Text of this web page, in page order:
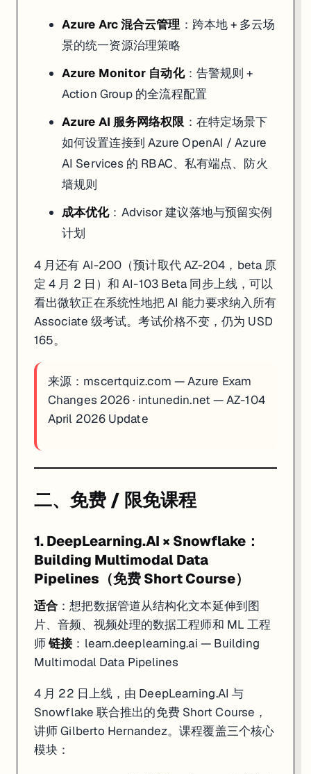
Azure Arc 混合云管理 ：跨本地 + 多云场
景的统一资源治理策略
Azure Monitor 自动化：告警规则 +
Action Group 的全流程配置
Azure AI 服务网络权限 ：在特定场景下
如何设置连接到 Azure OpenAI / Azure
AI Services 的 RBAC、私有端点、防火
墙规则
成本优化：Advisor 建议落地与预留实例
计划
4 月还有 AI-200（预计取代 AZ-204，beta 原
定 4 月 2 日）和 AI-103 Beta 同步上线，可以
看出微软正在系统性地把 AI 能力要求纳入所有
Associate 级考试。考试价格不变，仍为 USD
165。
来源： mscertquiz.com — Azure Exam
Changes 2026· intunedin.net — AZ-104
April 2026 Update
二、免费 / 限免课程
1. DeepLearning.AI × Snowflake：
Building Multimodal Data
Pipelines（免费 Short Course）
适合 ：想把数据管道从结构化文本延伸到图
片、音频、视频处理的数据工程师和 ML 工程
师链接： learn.deeplearning.ai — Building
Multimodal Data Pipelines
4 月 22 日上线，由 DeepLearning.AI 与
Snowflake 联合推出的免费 Short Course，
讲师 Gilberto Hernandez。课程覆盖三个核心
模块：